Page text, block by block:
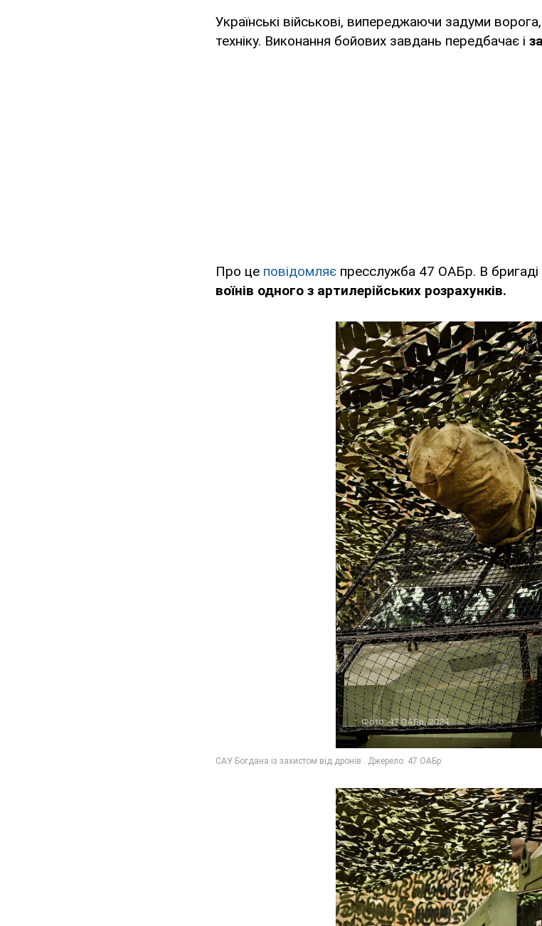
Українські військові, випереджаючи задуми
техніку. Виконання бойових завдань передбачає і
Про це повідомляє пресслужба 47 ОАБр. В
воїнів одного з артилерійських розрахунків.